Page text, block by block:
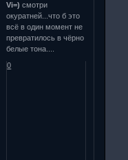
Vi=) смотри
окуратней...что б это
всё в один момент не
превратилось в чёрно
белые тона....
0